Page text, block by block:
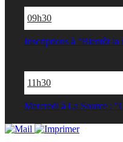
09h30
Inscriptions à "Bientôt la
11h30
Mercredi à La Source :